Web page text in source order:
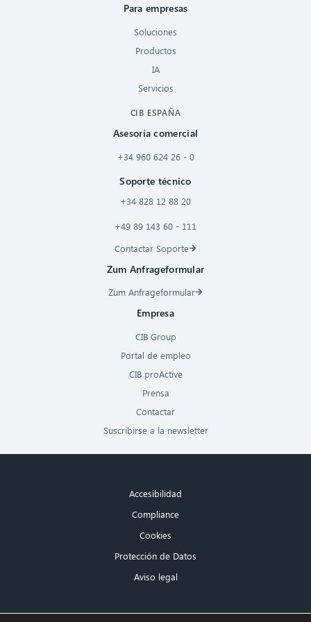
Para empresas
Soluciones
Productos
IA
Servicios
CIB ESPAÑA
Asesoría comercial
+34 960 624 26 - 0
Soporte técnico
+34 828 12 88 20
+49 89 143 60 - 111
Contactar Soporte
Zum Anfrageformular
Zum Anfrageformular
Empresa
CIB Group
Portal de empleo
CIB proActive
Prensa
Contactar
Suscribirse a la newsletter
Accesibilidad
Compliance
Cookies
Protección de Datos
Aviso legal